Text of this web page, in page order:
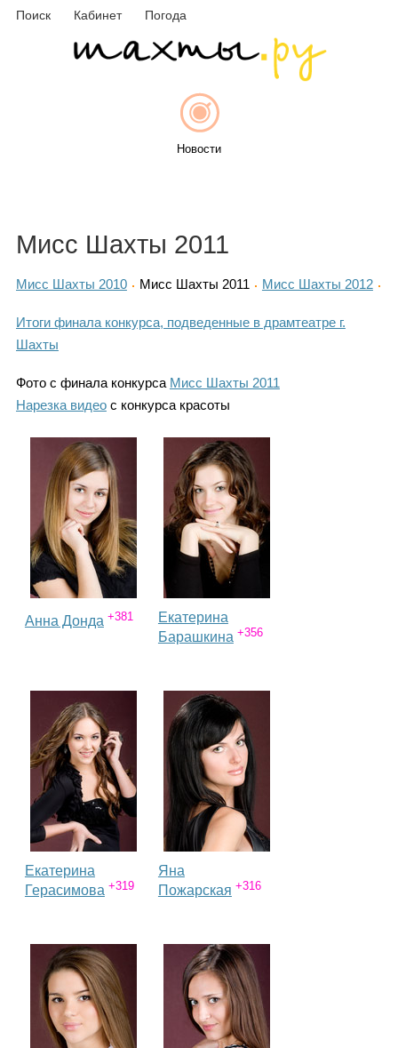
Поиск Кабинет Погода
Новости
Афиша
Объявления
Каталог
Инфо
Гороскоп
Фотогалерея
Мисс Шахты 2011
Мисс Шахты 2010 Мисс Шахты 2011 Мисс Шахты 2012
Итоги финала конкурса, подведенные в драмтеатре г.
Шахты
Фото с финала конкурса Мисс Шахты 2011
Нарезка видеос конкурса красоты
Анна Донда +381
Екатерина
Барашкина +356
Екатерина
Герасимова +319
Яна
Пожарская +316